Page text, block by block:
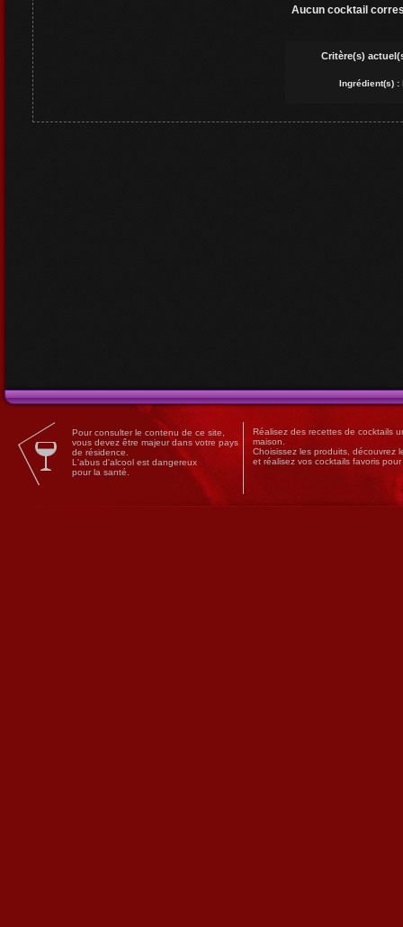
Aucun cocktail
Critère(s)
Ingrédient(s) :
Pour consulter le contenu de ce site,
vous devez être majeur dans votre pays
de résidence.
L'abus d'alcool est dangereux
pour la santé.
Réalisez des recettes de cocktails
maison.
Choisissez les produits, découvrez
et réalisez vos cocktails favoris